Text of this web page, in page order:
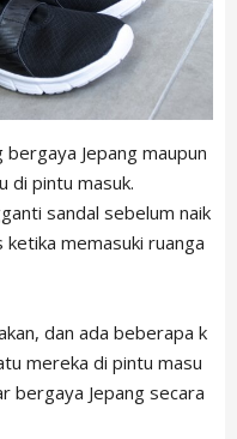
bergaya Jepang maupun
di pintu masuk.
sandal sebelum naik
memasuki ruanga
dan ada beberapa k
mereka di pintu masu
bergaya Jepang secara